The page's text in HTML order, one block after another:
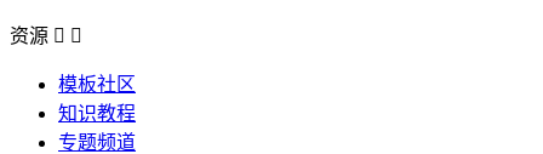
资源  
模板社区
知识教程
专题频道